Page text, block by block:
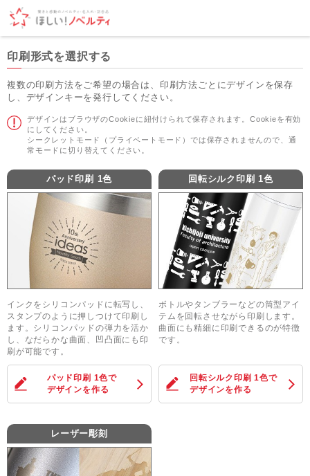
印刷形式を選択する
複数の印刷方法をご希望の場合は、印刷方法ごとにデザインを保存
し、デザインキーを発行してください。
デザインはブラウザのCookieに紐付けられて保存されます。Cookieを有効
にしてください。
シークレットモード（プライベートモード）では保存されませんので、通
常モードに切り替えてください。
パッド印刷 1色
インクをシリコンパッドに転写し、
スタンプのように押しつけて印刷し
ます。シリコンパッドの弾力を活か
し、なだらかな曲面、凹凸面にも印
刷が可能です。
パッド印刷 1色で
デザインを作る
回転シルク印刷 1色
ボトルやタンブラーなどの筒型アイ
テムを回転させながら印刷します。
曲面にも精細に印刷できるのが特徴
です。
回転シルク印刷 1色で
デザインを作る
レーザー彫刻